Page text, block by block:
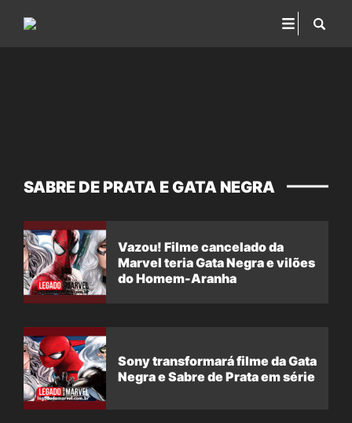
SABRE DE PRATA E GATA NEGRA
Vazou! Filme cancelado da
Marvel teria Gata Negra e vilões
do Homem-Aranha
Sony transformará filme da Gata
Negra e Sabre de Prata em série